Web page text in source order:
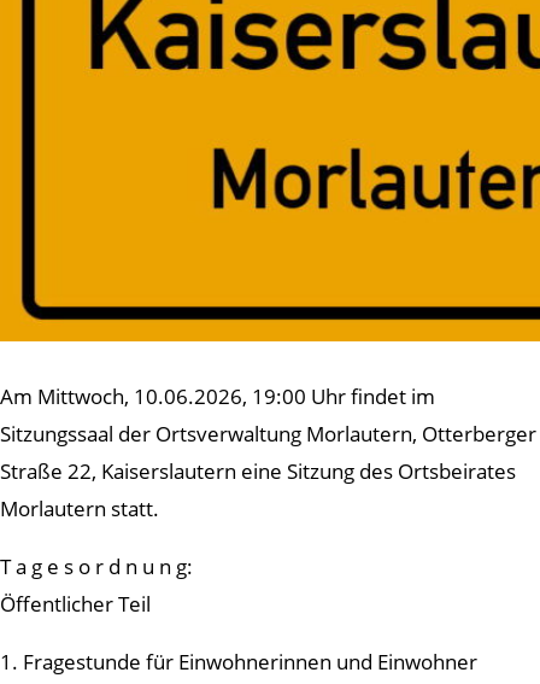
Am Mittwoch, 10.06.2026, 19:00 Uhr findet im
Sitzungssaal der Ortsverwaltung Morlautern, Otterberger
Straße 22, Kaiserslautern eine Sitzung des Ortsbeirates
Morlautern statt.
T a g e s o r d n u n g:
Öffentlicher Teil
1. Fragestunde für Einwohnerinnen und Einwohner